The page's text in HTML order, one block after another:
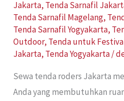
Jakarta, Tenda Sarnafil
Tenda Sarnafil Magelang,
Tenda Sarnafil Yogyakarta,
Outdoor, Tenda untuk
Jakarta, Tenda Yogyakarta/
Sewa tenda roders Jakarta
Anda yang membutuhkan